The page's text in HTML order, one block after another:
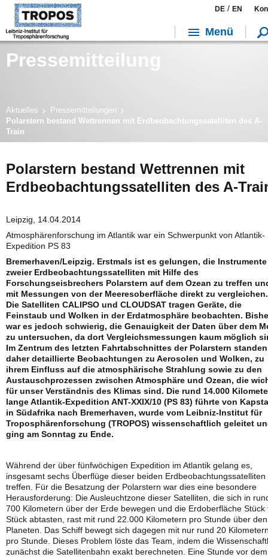
Pressemitteilung
Aktuelles
Pressemitteilungen
Polarstern bestand Wettrennen mit Erdbeobachtungssatelliten des A-
Train
Polarstern bestand Wettrennen mit
Erdbeobachtungssatelliten des A-
Leipzig, 14.04.2014
Atmosphärenforschung im Atlantik war ein Schwerpunkt von Atlantik-
Expedition PS 83
Bremerhaven/Leipzig. Erstmals ist es gelungen, die Instrumente
zweier Erdbeobachtungssatelliten mit Hilfe des
Forschungseisbrechers Polarstern auf dem Ozean zu treffen
mit Messungen von der Meeresoberfläche direkt zu vergleichen.
Die Satelliten CALIPSO und CLOUDSAT tragen Geräte, die
Feinstaub und Wolken in der Erdatmosphäre beobachten.
war es jedoch schwierig, die Genauigkeit der Daten über dem
zu untersuchen, da dort Vergleichsmessungen kaum möglich
Im Zentrum des letzten Fahrtabschnittes der Polarstern standen
daher detaillierte Beobachtungen zu Aerosolen und Wolken, zu
ihrem Einfluss auf die atmosphärische Strahlung sowie zu den
Austauschprozessen zwischen Atmosphäre und Ozean, die
für unser Verständnis des Klimas sind. Die rund 14.000
lange Atlantik-Expedition ANT-XXIX/10 (PS 83) führte von
in Südafrika nach Bremerhaven, wurde vom Leibniz-Institut für
Troposphärenforschung (TROPOS) wissenschaftlich geleitet
ging am Sonntag zu Ende.
Während der über fünfwöchigen Expedition im Atlantik gelang es,
insgesamt sechs Überflüge dieser beiden Erdbeobachtungssatelliten
treffen. Für die Besatzung der Polarstern war dies eine besondere
Herausforderung: Die Ausleuchtzone dieser Satelliten, die sich in
700 Kilometern über der Erde bewegen und die Erdoberfläche Stück
Stück abtasten, rast mit rund 22.000 Kilometern pro Stunde über den
Planeten. Das Schiff bewegt sich dagegen mit nur rund 20
pro Stunde. Dieses Problem löste das Team, indem die
zunächst die Satellitenbahn exakt berechneten. Eine Stunde vor dem
DE / EN
Menü